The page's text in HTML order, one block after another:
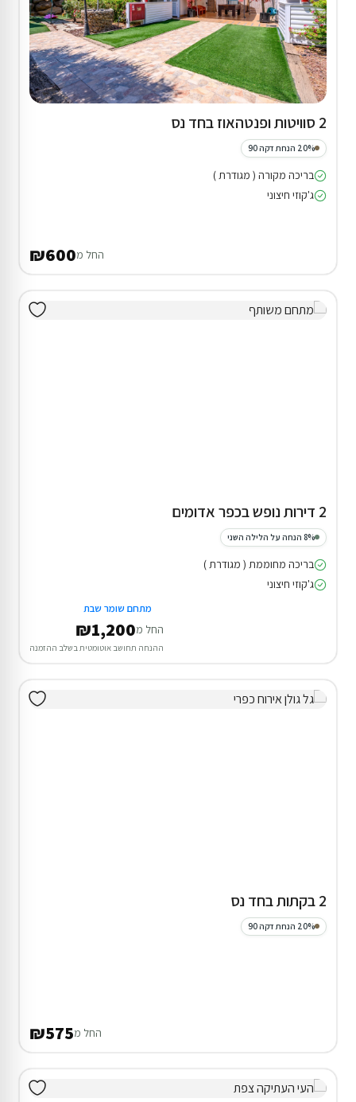
2 סוויטות ופנטהאוז בחד נס
20% הנחת דקה 90
בריכה מקורה ( מגודרת )
ג'קוזי חיצוני
החל מ₪600
2 דירות נופש בכפר אדומים
8% הנחה על הלילה השני
בריכה מחוממת ( מגודרת )
ג'קוזי חיצוני
מתחם שומר שבת
החל מ₪1,200
ההנחה תחושב אוטומטית בשלב ההזמנה
2 בקתות בחד נס
20% הנחת דקה 90
החל מ₪575